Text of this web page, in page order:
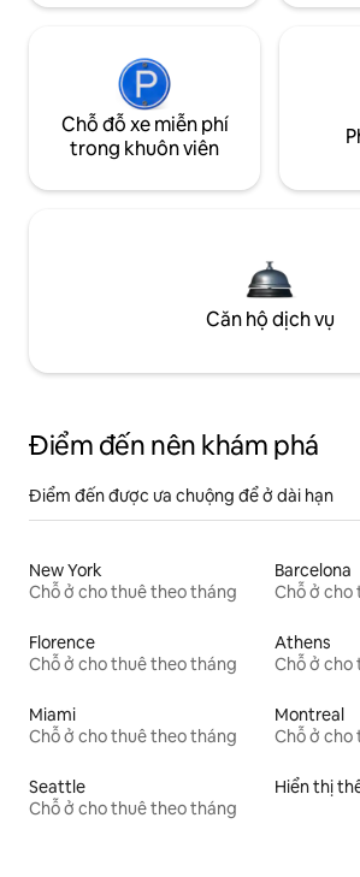
Chỗ đỗ xe miễn phí
trong khuôn viên
Căn hộ dịch vụ
Điểm đến nên khám phá
Điểm đến được ưa chuộng để ở dài hạn
New York
Chỗ ở cho thuê theo tháng
Barcelona
Chỗ ở cho
Florence
Chỗ ở cho thuê theo tháng
Athens
Chỗ ở cho
Miami
Chỗ ở cho thuê theo tháng
Montreal
Chỗ ở cho
Seattle
Chỗ ở cho thuê theo tháng
Hiển thị